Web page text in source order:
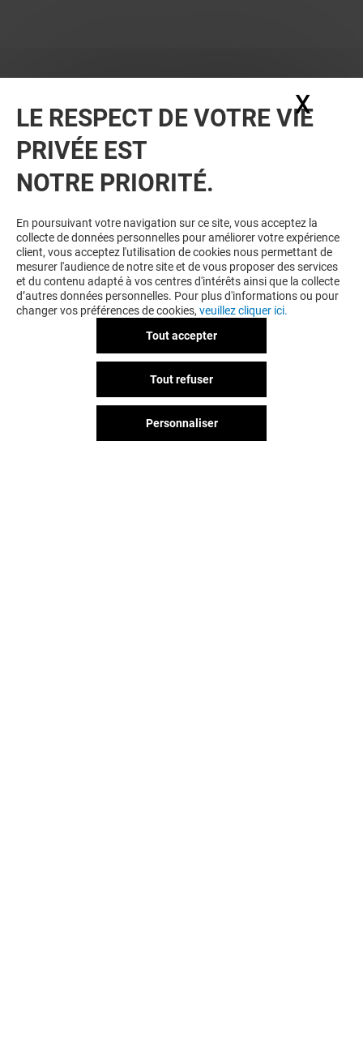
LE RESPECT DE VOTRE VIE
PRIVÉE EST
NOTRE PRIORITÉ.
En poursuivant votre navigation sur ce site, vous acceptez la
collecte de données personnelles pour améliorer votre expérience
client, vous acceptez l'utilisation de cookies nous permettant de
mesurer l'audience de notre site et de vous proposer des services
et du contenu adapté à vos centres d'intérêts ainsi que la collecte
d’autres données personnelles. Pour plus d'informations ou pour
changer vos préférences de cookies, veuillez cliquer ici.
Tout accepter
Tout refuser
Personnaliser
X